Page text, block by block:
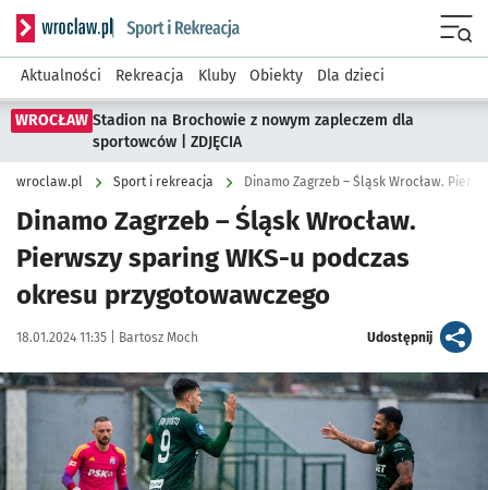
Serwis informacyjny wroclaw.pl podserwis: Sport i rekreacja
Aktualności Rekreacja Kluby Obiekty Dla dzieci
WROCŁAW Stadion na Brochowie z nowym zapleczem dla
sportowców | ZDJĘCIA
wroclaw.pl Sport i rekreacja
Dinamo Zagrzeb – Śląsk Wrocław.
Pierwszy sparing WKS-u podczas
okresu przygotowawczego
Data publikacji:
18.01.2024 11:35 | Autor:
Bartosz Moch Udostępnijartykuł
Kliknij, aby zobaczyć galerię